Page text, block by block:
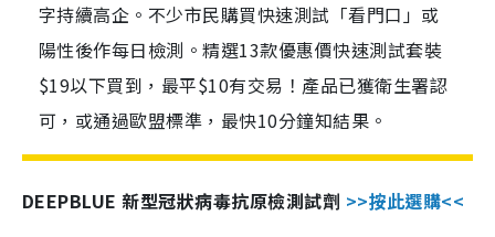
字持續高企。不少市民購買快速測試「看門口」或
陽性後作每日檢測。精選13款優惠價快速測試套裝
$19以下買到，最平$10有交易！產品已獲衛生署認
可，或通過歐盟標準，最快10分鐘知結果。
DEEPBLUE 新型冠狀病毒抗原檢測試劑 >>按此選購<<